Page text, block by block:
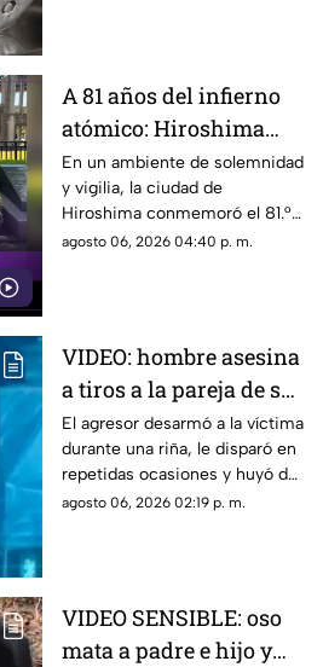
A 81 años del infierno
atómico: Hiroshima
exige a las potencias el
fin de la era nuclear
En un ambiente de solemnidad
y vigilia, la ciudad de
Hiroshima conmemoró el 81.°
aniversario del devastador
agosto 06, 2026 04:40 p. m.
VIDEO: hombre asesina
a tiros a la pareja de su
ex tras pelea en rodeo
El agresor desarmó a la víctima
durante una riña, le disparó en
repetidas ocasiones y huyó de
la escena.
agosto 06, 2026 02:19 p. m.
VIDEO SENSIBLE: oso
mata a padre e hijo y